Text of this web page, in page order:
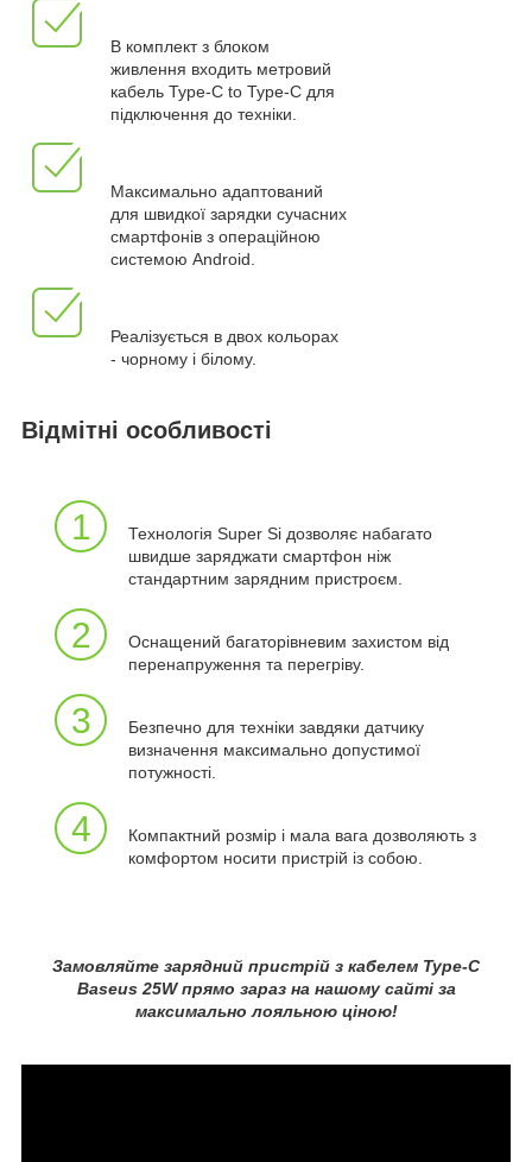
В комплект з блоком
живлення входить метровий
кабель Type-C to Type-C для
підключення до техніки.
Максимально адаптований
для швидкої зарядки сучасних
смартфонів з операційною
системою Android.
Реалізується в двох кольорах
- чорному і білому.
Відмітні особливості
1
Технологія Super Si дозволяє набагато
швидше заряджати смартфон ніж
стандартним зарядним пристроєм.
2
Оснащений багаторівневим захистом від
перенапруження та перегріву.
3
Безпечно для техніки завдяки датчику
визначення максимально допустимої
потужності.
4
Компактний розмір і мала вага дозволяють з
комфортом носити пристрій із собою.
Замовляйте зарядний пристрій з кабелем Type-C
Baseus 25W прямо зараз на нашому сайті за
максимально лояльною ціною!